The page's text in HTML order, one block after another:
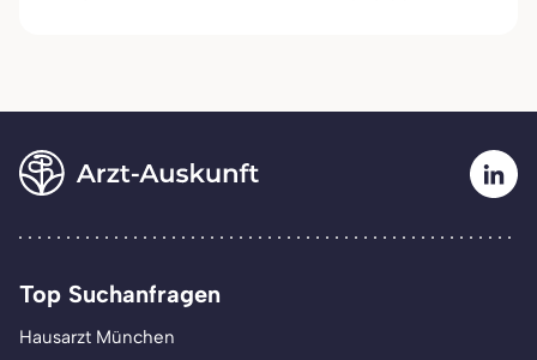
Top Suchanfragen
Hausarzt München